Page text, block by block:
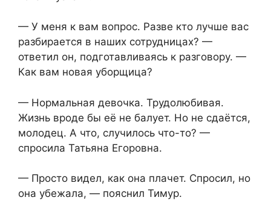
— У меня к вам вопрос. Разве кто лучше вас
разбирается в наших сотрудницах? —
ответил он, подготавливаясь к разговору. —
Как вам новая уборщица?
— Нормальная девочка. Трудолюбивая.
Жизнь вроде бы её не балует. Но не сдаётся,
молодец. А что, случилось что-то? —
спросила Татьяна Егоровна.
— Просто видел, как она плачет. Спросил, но
она убежала, — пояснил Тимур.